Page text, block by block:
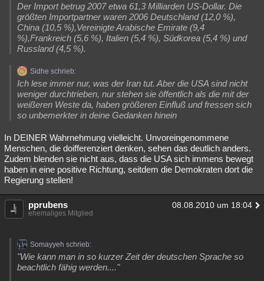
Der Import betrug 2007 etwa 61,3 Milliarden US-Dollar. Die
größten Importpartner waren 2006 Deutschland (12,0 %),
China (10,5 %),Vereinigte Arabische Emirate (9,4
%),Frankreich (5,6 %), Italien (5,4 %), Südkorea (5,4 %) und
Russland (4,5 %).
Sidhe schrieb:
Ich lese immer nur, was der Iran tut. Aber die USA sind nicht
weniger durchtrieben, nur stehen sie öffentlich als die mit der
weißeren Weste da, haben größeren Einfluß und fressen sich
so unbemerkter in deine Gedanken hinein
In DEINER Wahrnehmung vielleicht. Unvoreingenommene
Menschen, die doifferenziert denken, sehen das deutlich anders.
Zudem blenden sie nicht aus, dass die USA sich immens bewegt
haben in eine positive Richtung, seitdem die Demokraten dort die
Regierung stellen!
pprubens 08.08.2010 um 18:04
ehemaliges Mitglied
Somayyeh schrieb:
"Wie kann man in so kurzer Zeit der deutschen Sprache so
beachtlich fähig werden...."